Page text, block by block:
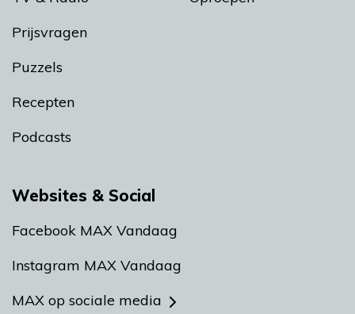
Prijsvragen
Puzzels
Recepten
Podcasts
Websites & Social
Facebook MAX Vandaag
Instagram MAX Vandaag
MAX op sociale media